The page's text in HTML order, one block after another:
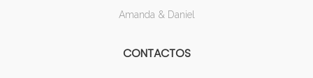
Amanda & Daniel
CONTACTOS